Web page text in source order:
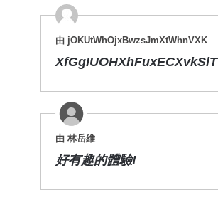
由 jOKUtWhOjxBwzsJmXtWhnVXK
XfGgIUOHXhFuxECXvkSlT
由 林岳維
好有趣的體驗!